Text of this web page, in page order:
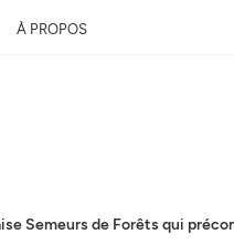
À PROPOS
Semeurs de Forêts qui